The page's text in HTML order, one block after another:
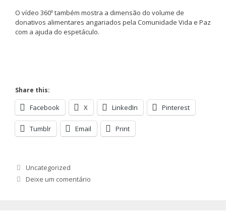
O vídeo 360º também mostra a dimensão do volume de
donativos alimentares angariados pela Comunidade Vida e Paz
com a ajuda do espetáculo.
Share this:
Facebook X LinkedIn Pinterest
Tumblr Email Print
Categorias
Uncategorized
Deixe um comentário